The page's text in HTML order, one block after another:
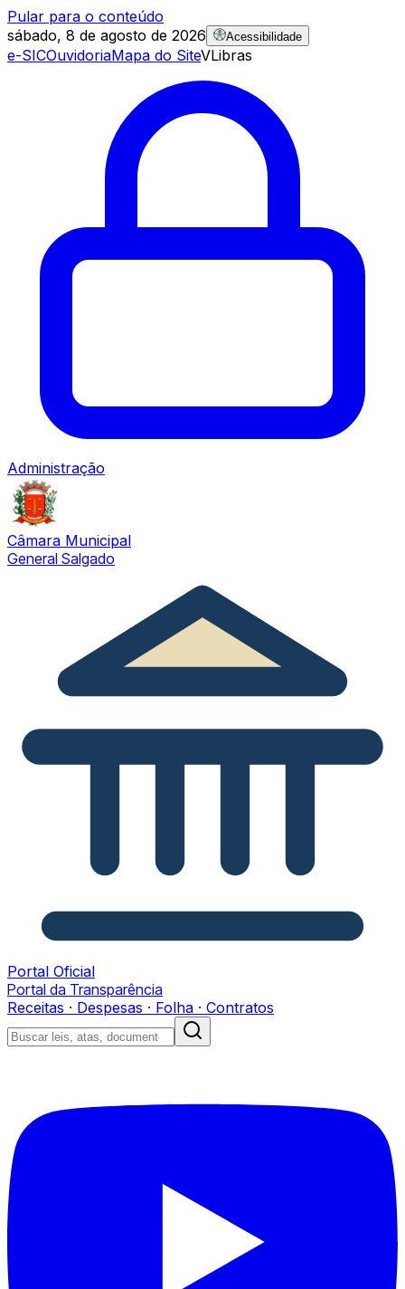
Pular para o conteúdo
sábado, 8 de agosto de 2026
Acessibilidade
e-SICOuvidoriaMapa do SiteVLibras
Administração
Câmara Municipal
General Salgado
Portal Oficial
Portal da Transparência
Receitas · Despesas · Folha · Contratos